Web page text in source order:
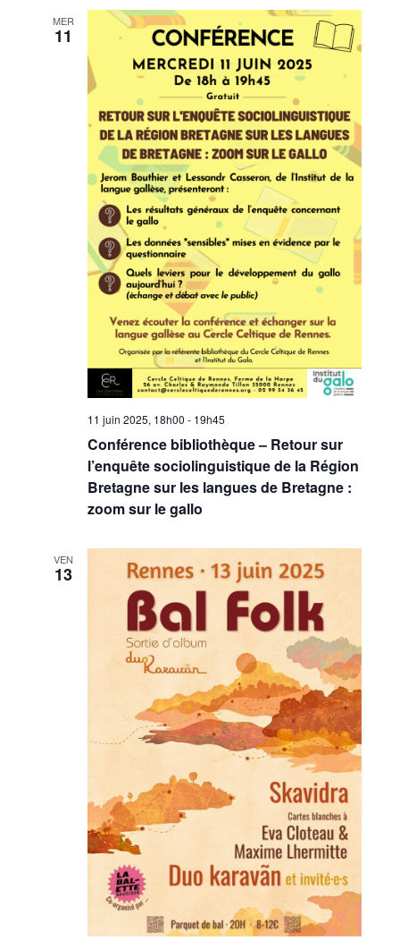
MER
11
11 juin 2025, 18h00 - 19h45
Conférence bibliothèque – Retour sur
l’enquête sociolinguistique de la Région
Bretagne sur les langues de Bretagne :
zoom sur le gallo
VEN
13